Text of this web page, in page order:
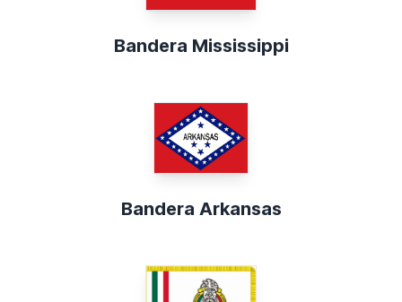
Bandera Mississippi
Bandera Arkansas